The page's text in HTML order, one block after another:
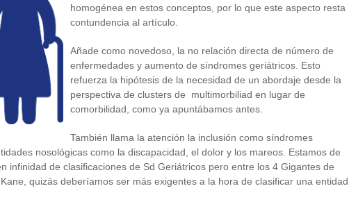
homogénea en estos conceptos, por lo que este aspecto resta
contundencia al artículo.
Añade como novedoso, la no relación directa de número de
enfermedades y aumento de síndromes geriátricos. Esto
refuerza la hipótesis de la necesidad de un abordaje desde la
perspectiva de clusters de multimorbiliad en lugar de
comorbilidad, como ya apuntábamos antes.
También llama la atención la inclusión como síndromes
nosológicas como la discapacidad, el dolor y los mareos. Estamos de
infinidad de clasificaciones de Sd Geriátricos pero entre los 4 Gigantes de
quizás deberíamos ser más exigentes a la hora de clasificar una entidad